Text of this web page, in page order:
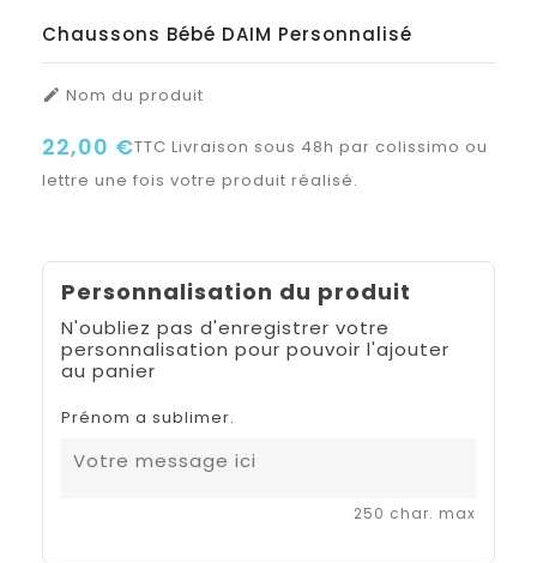
Chaussons Bébé DAIM Personnalisé
 Nom du produit
22,00 €TTC Livraison sous 48h par colissimo ou
lettre une fois votre produit réalisé.
Personnalisation du produit
N'oubliez pas d'enregistrer votre
personnalisation pour pouvoir l'ajouter
au panier
Prénom a sublimer.
250 char. max